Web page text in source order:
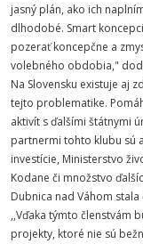
jasný plán, ako ich
dlhodobé. Smart
pozerať koncepčne a
volebného obdobia,"
Na Slovensku existuje aj
tejto problematike.
aktivít s ďalšími štátnymi
partnermi tohto klubu sú
investície, Ministerstvo
Kodane či množstvo
Dubnica nad Váhom
,,Vďaka týmto členstvám
projekty, ktoré nie sú